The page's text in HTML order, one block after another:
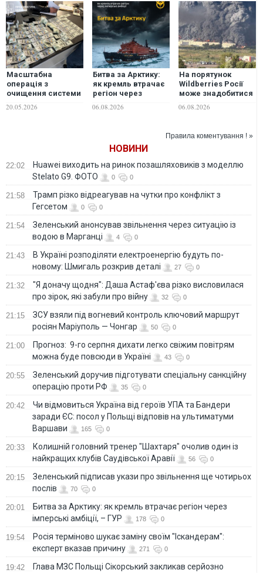
Масштабна
операція з
очищення системи
Нацполіції від
корупції: викрито
20.05.2026
Битва за Арктику:
як кремль втрачає
регіон через
імперські амбіції, –
ГУР
06.08.2026
На порятунок
Wildberries Росії
може знадобитися
понад трильйон
рублів — The Bell
06.08.2026
Правила коментування ! »
НОВИНИ
22:02
Huawei виходить на ринок позашляховиків з моделлю
Stelato G9. ФОТО
0 0
21:58
Трамп різко відреагував на чутки про конфлікт з
Гегсетом
0 0
21:54
Зеленський анонсував звільнення через ситуацію із
водою в Марганці
4 0
21:43
В Україні розподіляти електроенергію будуть по-
новому: Шмигаль розкрив деталі
27 0
21:32
"Я доначу щодня": Даша Астаф'єва різко висловилася
про зірок, які забули про війну
32 0
21:15
ЗСУ взяли під вогневий контроль ключовий маршрут
росіян Маріуполь — Чонгар
50 0
21:00
Прогноз: 9-го серпня дихати легко свіжим повітрям
можна буде повсюди в Україні
43 0
20:55
Зеленський доручив підготувати спеціальну санкційну
операцію проти РФ
35 0
20:42
Чи відмовиться Україна від героїв УПА та Бандери
заради ЄС: посол у Польщі відповів на ультиматуми
Варшави
165 0
20:33
Колишній головний тренер "Шахтаря" очолив один із
найкращих клубів Саудівської Аравії
56 0
20:15
Зеленський підписав укази про звільнення ще чотирьох
послів
70 0
20:01
Битва за Арктику: як кремль втрачає регіон через
імперські амбіції, – ГУР
178 0
19:54
Росія терміново шукає заміну своїм "Іскандерам":
експерт вказав причину
271 0
19:42 Глава МЗС Польщі Сікорський закликав серйозно